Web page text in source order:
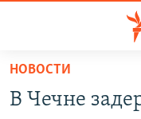
упрощенного
доступа
НОВОСТИ
В Чечне